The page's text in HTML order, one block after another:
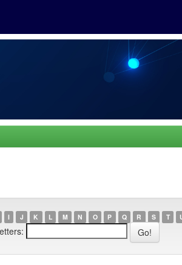
I J K L M N O P Q R S T